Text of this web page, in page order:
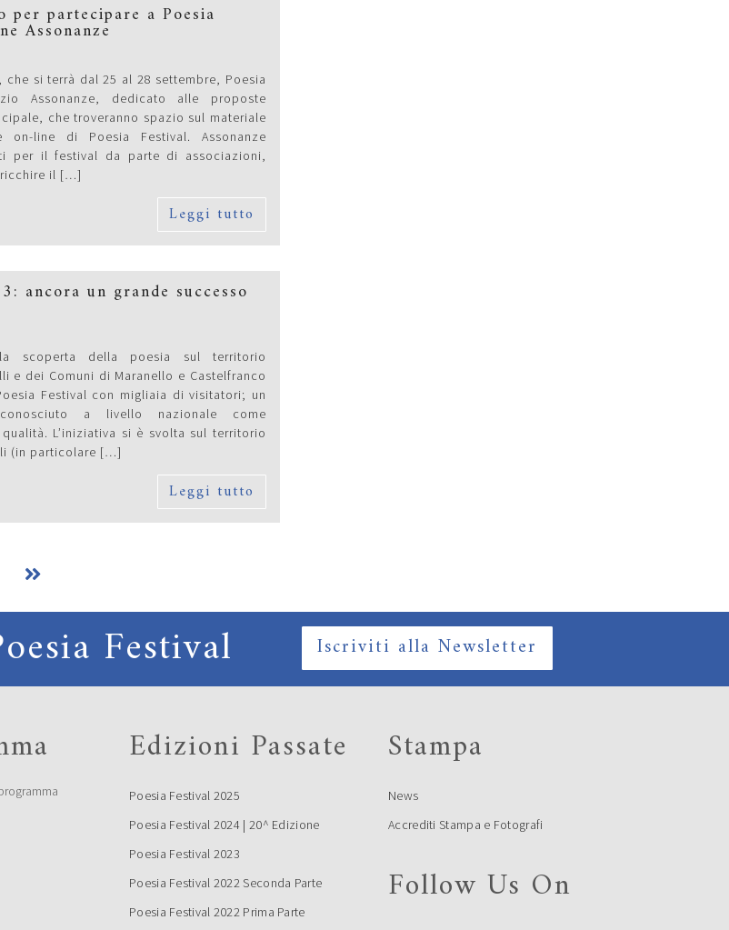
per partecipare a Poesia
Assonanze
che si terrà dal 25 al 28 settembre, Poesia
Assonanze, dedicato alle proposte
che troveranno spazio sul materiale
line di Poesia Festival. Assonanze
per il festival da parte di associazioni,
il […]
Leggi tutto
ancora un grande successo
scoperta della poesia sul territorio
e dei Comuni di Maranello e Castelfranco
Festival con migliaia di visitatori; un
a livello nazionale come
L’iniziativa si è svolta sul territorio
(in particolare […]
Leggi tutto

Festival Iscriviti alla Newsletter
Edizioni Passate
Poesia Festival 2025
Poesia Festival 2024 | 20^ Edizione
Poesia Festival 2023
Poesia Festival 2022 Seconda Parte
Poesia Festival 2022 Prima Parte
Stampa
News
Accrediti Stampa e Fotografi
Follow Us On